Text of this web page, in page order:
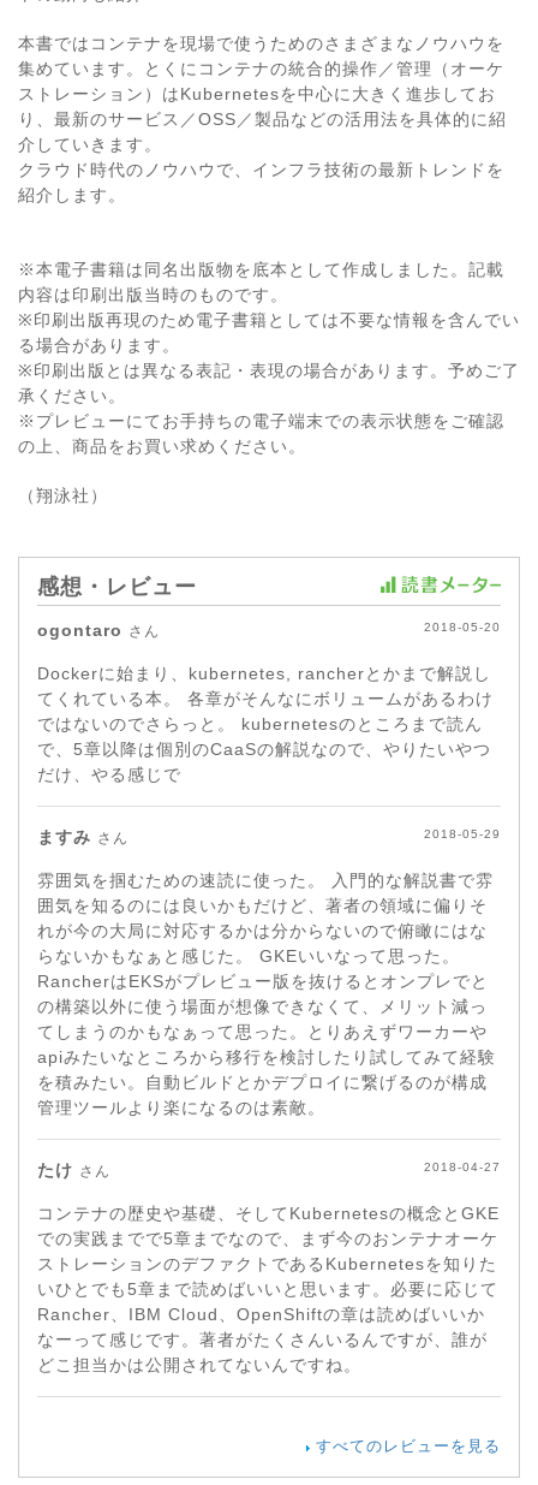
本書ではコンテナを現場で使うためのさまざまなノウハウを
集めています。とくにコンテナの統合的操作／管理（オーケ
ストレーション）はKubernetesを中心に大きく進歩してお
り、最新のサービス／OSS／製品などの活用法を具体的に紹
介していきます。
クラウド時代のノウハウで、インフラ技術の最新トレンドを
紹介します。
※本電子書籍は同名出版物を底本として作成しました。記載
内容は印刷出版当時のものです。
※印刷出版再現のため電子書籍としては不要な情報を含んでい
る場合があります。
※印刷出版とは異なる表記・表現の場合があります。予めご了
承ください。
※プレビューにてお手持ちの電子端末での表示状態をご確認
の上、商品をお買い求めください。
（翔泳社）
感想・レビュー
ogontaro さん 2018-05-20
Dockerに始まり、kubernetes, rancherとかまで解説し
てくれている本。 各章がそんなにボリュームがあるわけ
ではないのでさらっと。 kubernetesのところまで読ん
で、5章以降は個別のCaaSの解説なので、やりたいやつ
だけ、やる感じで
ますみ さん 2018-05-29
雰囲気を掴むための速読に使った。 入門的な解説書で雰
囲気を知るのには良いかもだけど、著者の領域に偏りそ
れが今の大局に対応するかは分からないので俯瞰にはな
らないかもなぁと感じた。 GKEいいなって思った。
RancherはEKSがプレビュー版を抜けるとオンプレでと
の構築以外に使う場面が想像できなくて、メリット減っ
てしまうのかもなぁって思った。とりあえずワーカーや
apiみたいなところから移行を検討したり試してみて経験
を積みたい。自動ビルドとかデプロイに繋げるのが構成
管理ツールより楽になるのは素敵。
たけ さん 2018-04-27
コンテナの歴史や基礎、そしてKubernetesの概念とGKE
での実践までで5章までなので、まず今のおンテナオーケ
ストレーションのデファクトであるKubernetesを知りた
いひとでも5章まで読めばいいと思います。必要に応じて
Rancher、IBM Cloud、OpenShiftの章は読めばいいか
なーって感じです。著者がたくさんいるんですが、誰が
どこ担当かは公開されてないんですね。
すべてのレビューを見る